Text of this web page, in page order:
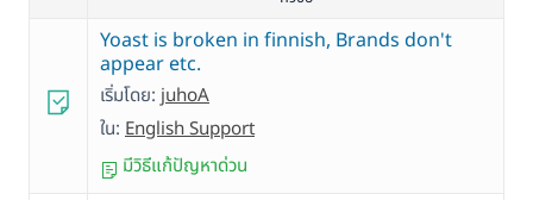
Yoast is broken in finnish, Brands don't
appear etc.
เริ่มโดย: juhoA
ใน: English Support
มีวิธีแก้ปัญหาด่วน